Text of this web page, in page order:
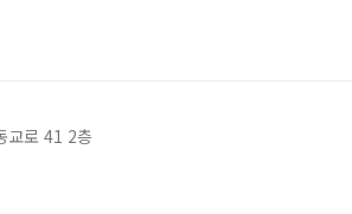
교로 41 2층